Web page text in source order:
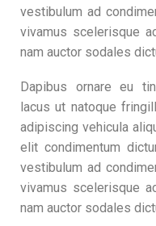
vestibulum ad
vivamus scelerisque
nam auctor sodales
Dapibus ornare eu
lacus ut natoque
adipiscing vehicula
elit condimentum
vestibulum ad
vivamus scelerisque
nam auctor sodales